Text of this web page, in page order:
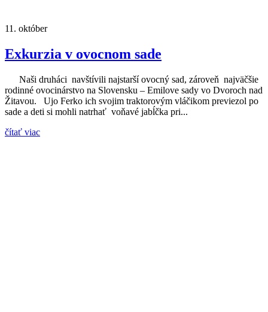
11. október
Exkurzia v ovocnom sade
Naši druháci navštívili najstarší ovocný sad, zároveň najväčšie
rodinné ovocinárstvo na Slovensku – Emilove sady vo Dvoroch nad
Žitavou. Ujo Ferko ich svojim traktorovým vláčikom previezol po
sade a deti si mohli natrhať voňavé jabĺčka pri...
čítať viac